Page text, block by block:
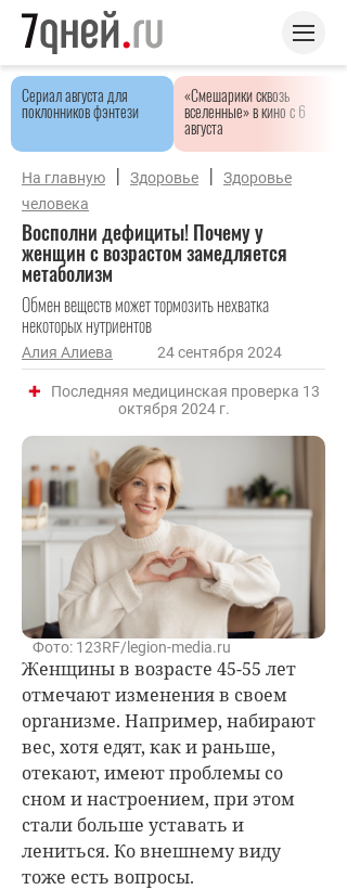
Сериал августа для
поклонников фэнтези
«Смешарики сквозь
вселенные» в кино с 6
августа
На главную | Здоровье |
Здоровье
человека
Восполни дефициты! Почему у
женщин с возрастом замедляется
метаболизм
Обмен веществ может тормозить нехватка
некоторых нутриентов
Алия Алиева 24 сентября 2024
Последняя медицинская проверка 13
октября 2024 г.
Фото: 123RF/legion-media.ru
Женщины в возрасте 45-55 лет
отмечают изменения в своем
организме. Например, набирают
вес, хотя едят, как и раньше,
отекают, имеют проблемы со
сном и настроением, при этом
стали больше уставать и
лениться. Ко внешнему виду
тоже есть вопросы.